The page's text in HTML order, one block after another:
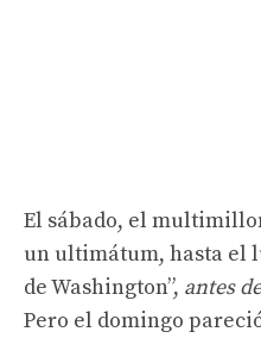
El sábado, el
un ultimátum, hasta el
de Washington”, antes
Pero el domingo